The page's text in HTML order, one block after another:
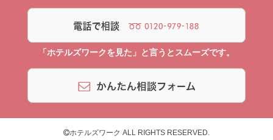
「ホテルズワークを見た」と言うとスムーズです。
ホテルズワーク ALL RIGHTS RESERVED.